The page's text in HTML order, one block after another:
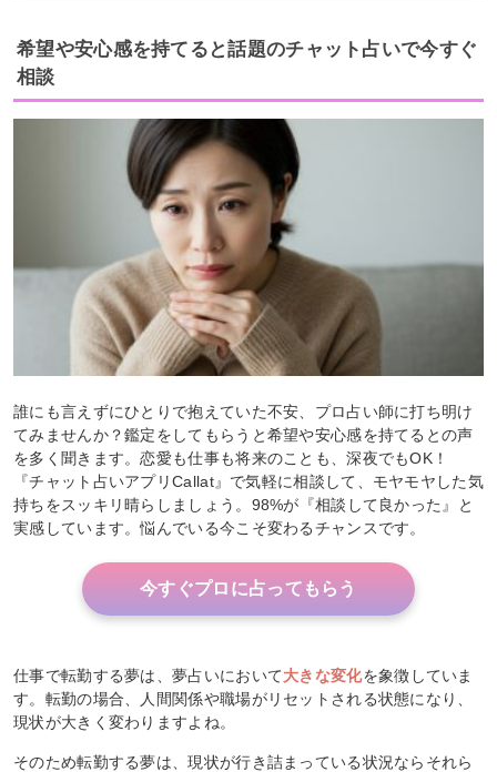
希望や安心感を持てると話題のチャット占いで今すぐ
相談
誰にも言えずにひとりで抱えていた不安、プロ占い師に打ち明け
てみませんか？鑑定をしてもらうと希望や安心感を持てるとの声
を多く聞きます。恋愛も仕事も将来のことも、深夜でもOK！
『チャット占いアプリCallat』で気軽に相談して、モヤモヤした気
持ちをスッキリ晴らしましょう。98%が『相談して良かった』と
実感しています。悩んでいる今こそ変わるチャンスです。
今すぐプロに占ってもらう
仕事で転勤する夢は、夢占いにおいて大きな変化を象徴していま
す。転勤の場合、人間関係や職場がリセットされる状態になり、
現状が大きく変わりますよね。
そのため転勤する夢は、現状が行き詰まっている状況ならそれら